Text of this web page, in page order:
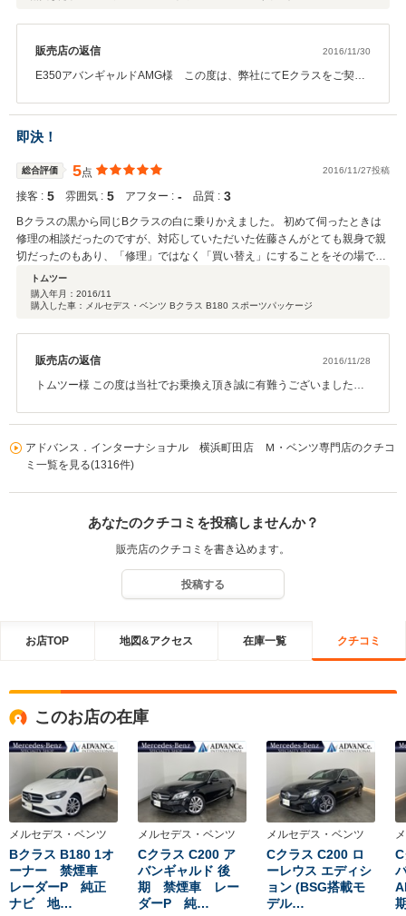
販売店の返信 2016/11/30
E350アバンギャルドAMG様 この度は、弊社にてEクラスをご契約
おります。その結果新しい相棒に巡り合えたことは私も大変うれし
く思っております。今後は、メンテナンスなどどんな些細なことも
ご相談ください！そしてまたご家族で遊びにいらしてください。あ
りがとうございます！
即決！
総合評価 5点 2016/11/27投稿
接客 : 5 雰囲気 : 5 アフター : ‐ 品質 : 3
Bクラスの黒から同じBクラスの白に乗りかえました。 初めて伺ったときは
修理の相談だったのですが、対応していただいた佐藤さんがとても親身で親
切だったのもあり、「修理」ではなく「買い替え」にすることをその場で即
決しました！
トムツー
購入年月： 2016/11
購入した車：メルセデス・ベンツ Bクラス B180 スポーツパッケージ
販売店の返信 2016/11/28
トムツー様 この度は当社でお乗換え頂き誠に有難うございました。
す。 今後も当社自社工場御座いますのでアフター面何でもお気軽に
ご相談下さいませ。 次回もいいご提案が出来る様にご準備しておき
アドバンス．インターナショナル 横浜町田店 Ｍ・ベンツ専門店のクチコ
ミ一覧を見る(1316件)
あなたのクチコミを投稿しませんか？
販売店のクチコミを書き込めます。
投稿する
お店TOP 地図&アクセス 在庫一覧 クチコミ
このお店の在庫
メルセデス・ベンツ
Bクラス B180 1オ
ーナー 禁煙車
レーダーP 純正
ナビ 地…
メルセデス・ベンツ
Cクラス C200 ア
バンギャルド 後
期 禁煙車 レー
ダーP 純…
メルセデス・ベンツ
Cクラス C200 ロ
ーレウス エディシ
ョン (BSG搭載モ
デル…